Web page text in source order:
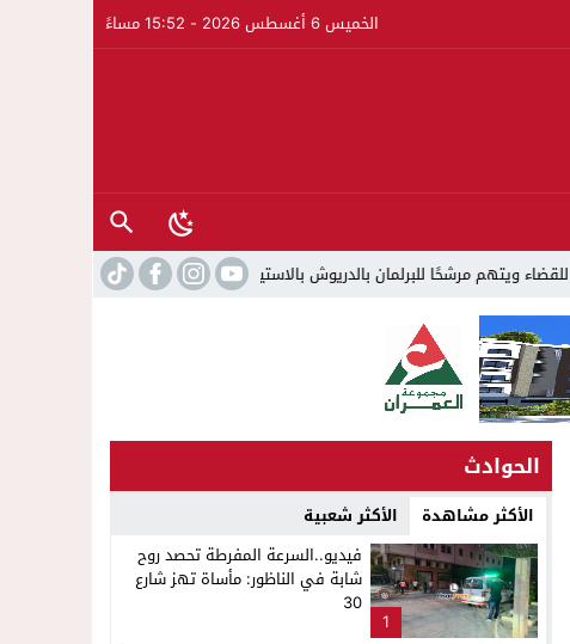
الخميس 6 أغسطس 2026 - 15:52 مساءً
للبرلمان بالدريوش بالاستيلاء على 22 مليون سنتيم 22:45 جمعية الجالية
الحوادث
الأكثر مشاهدة الأكثر شعبية
1
فيديو..السرعة المفرطة تحصد روح
شابة في الناظور: مأساة تهز شارع
30